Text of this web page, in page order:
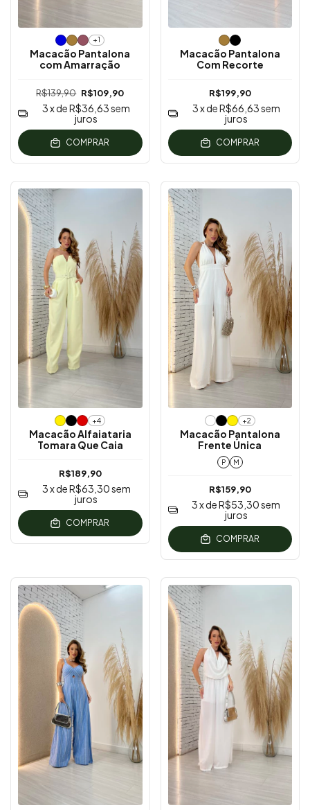
+1
Macacão Pantalona
com Amarração
R$139,90 R$109,90
3x deR$36,63sem
juros
COMPRAR
Macacão Pantalona
Com Recorte
R$199,90
3x deR$66,63sem
juros
COMPRAR
+4
Macacão Alfaiataria
Tomara Que Caia
R$189,90
3x deR$63,30sem
juros
COMPRAR
+2
Macacão Pantalona
Frente Única
P M
R$159,90
3x deR$53,30sem
juros
COMPRAR